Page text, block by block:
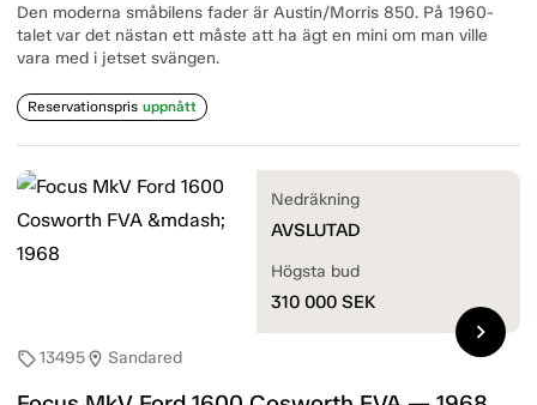
Den moderna småbilens fader är Austin/Morris 850. På 1960-
talet var det nästan ett måste att ha ägt en mini om man ville
vara med i jetset svängen.
Reservationspris uppnått
sell13495location_on Sandared
Nedräkning
AVSLUTAD
Högsta bud
310 000 SEK
chevron_right